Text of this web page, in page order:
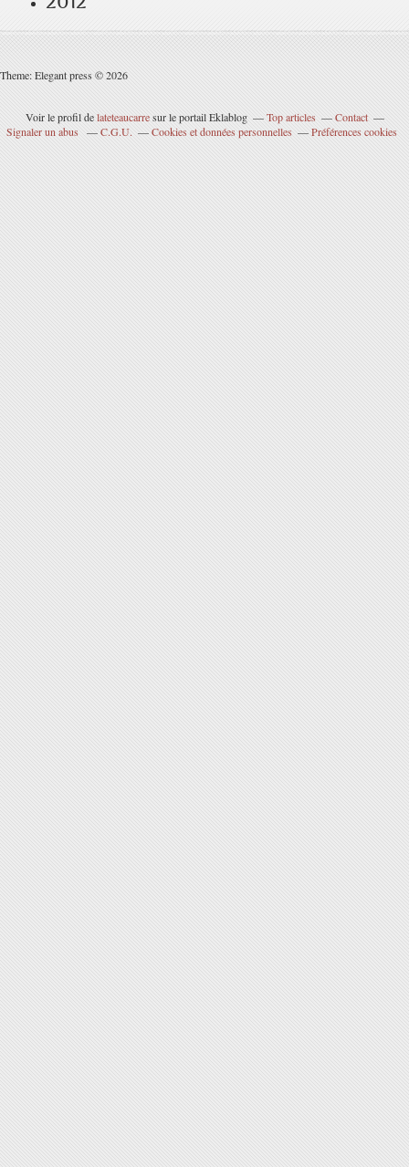
Theme: Elegant press © 2026
Voir le profil delateteaucarresur le portail Eklablog Top articles
Contact
Signaler un abus
C.G.U. Cookies et données personnelles Préférences cookies